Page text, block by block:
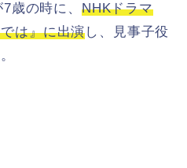
歳の時に、 NHKドラマ
は』に出演し、見事子役